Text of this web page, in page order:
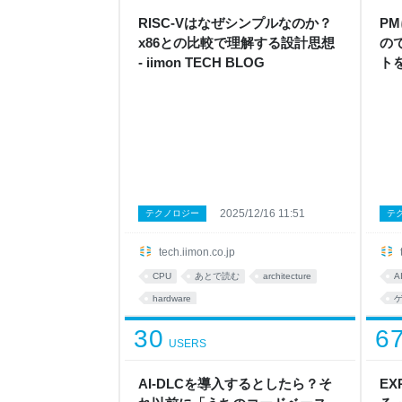
RISC-Vはなぜシンプルなのか？
x86との比較で理解する設計思想
- iimon TECH BLOG
tech.iimon.co.jp
テクノロジー 2025/12/16 11:51
CPU あとで読む architecture
hardware
の
ト
テ
AI
AI-DLCを導入するとしたら？そ
30 USERS